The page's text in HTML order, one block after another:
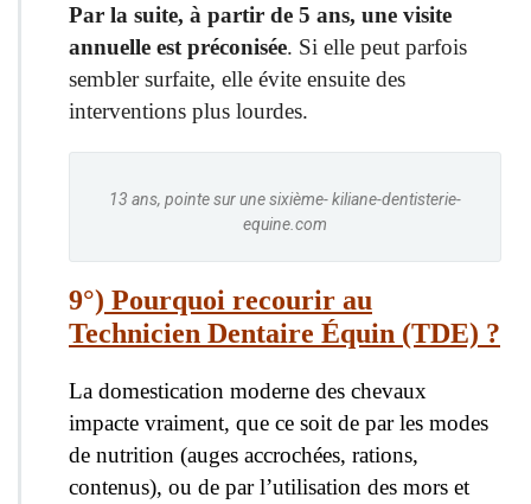
Par la suite, à partir de 5 ans, une visite
annuelle est préconisée. Si elle peut parfois
sembler surfaite, elle évite ensuite des
interventions plus lourdes.
13 ans, pointe sur une sixième- kiliane-dentisterie-
equine.com
9°) Pourquoi recourir au
Technicien Dentaire Équin (TDE) ?
La domestication moderne des chevaux
impacte vraiment, que ce soit de par les modes
de nutrition (auges accrochées, rations,
contenus), ou de par l’utilisation des mors et